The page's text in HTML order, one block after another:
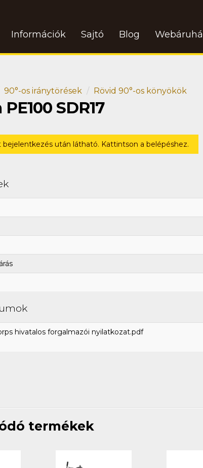
Információk Sajtó Blog
90°-os iránytörések Rövid 90°-os könyökök
SDR17
bejelentkezés után látható. Kattintson a belépéshez.
hivatalos forgalmazói nyilatkozat.pdf
termékek